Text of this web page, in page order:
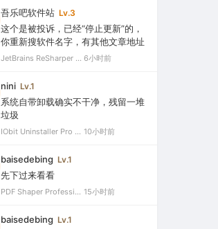
吾乐吧软件站 Lv.3
这个是被投诉，已经“停止更新”的，
你重新搜软件名字，有其他文章地址
JetBrains ReSharper 2021.2.1 Ultimate 官方最新破解版+注册机（VS最好用的插件，停止更新） 6小时前
nini Lv.1
系统自带卸载确实不干净，残留一堆
垃圾
IObit Uninstaller Pro 15.5.0.11 绿色特别版（强大的软件卸载工具） 10小时前
baisedebing Lv.1
先下过来看看
PDF Shaper Professional 15.6 中文破解版（强大实用的全能PDF工具箱） 15小时前
baisedebing Lv.1